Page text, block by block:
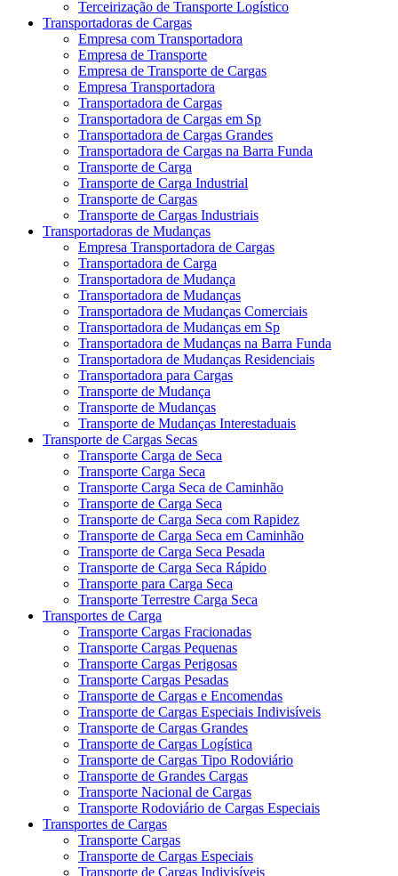
Terceirização de Transporte Logístico
Transportadoras de Cargas
Empresa com Transportadora
Empresa de Transporte
Empresa de Transporte de Cargas
Empresa Transportadora
Transportadora de Cargas
Transportadora de Cargas em Sp
Transportadora de Cargas Grandes
Transportadora de Cargas na Barra Funda
Transporte de Carga
Transporte de Carga Industrial
Transporte de Cargas
Transporte de Cargas Industriais
Transportadoras de Mudanças
Empresa Transportadora de Cargas
Transportadora de Carga
Transportadora de Mudança
Transportadora de Mudanças
Transportadora de Mudanças Comerciais
Transportadora de Mudanças em Sp
Transportadora de Mudanças na Barra Funda
Transportadora de Mudanças Residenciais
Transportadora para Cargas
Transporte de Mudança
Transporte de Mudanças
Transporte de Mudanças Interestaduais
Transporte de Cargas Secas
Transporte Carga de Seca
Transporte Carga Seca
Transporte Carga Seca de Caminhão
Transporte de Carga Seca
Transporte de Carga Seca com Rapidez
Transporte de Carga Seca em Caminhão
Transporte de Carga Seca Pesada
Transporte de Carga Seca Rápido
Transporte para Carga Seca
Transporte Terrestre Carga Seca
Transportes de Carga
Transporte Cargas Fracionadas
Transporte Cargas Pequenas
Transporte Cargas Perigosas
Transporte Cargas Pesadas
Transporte de Cargas e Encomendas
Transporte de Cargas Especiais Indivisíveis
Transporte de Cargas Grandes
Transporte de Cargas Logística
Transporte de Cargas Tipo Rodoviário
Transporte de Grandes Cargas
Transporte Nacional de Cargas
Transporte Rodoviário de Cargas Especiais
Transportes de Cargas
Transporte Cargas
Transporte de Cargas Especiais
Transporte de Cargas Indivisíveis